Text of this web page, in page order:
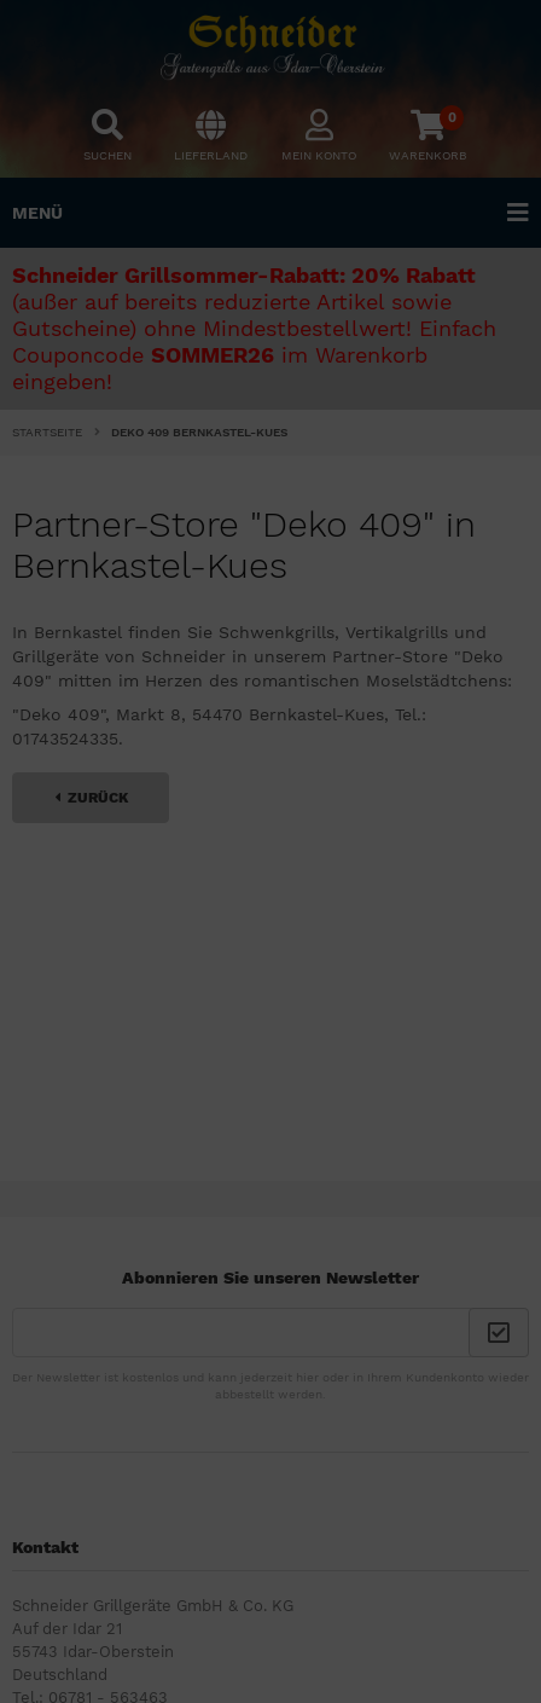
SUCHEN LIEFERLAND MEIN KONTO
0
WARENKORB
MENÜ
Schneider Grillsommer-Rabatt: 20% Rabatt
(außer auf bereits reduzierte Artikel sowie
Gutscheine) ohne Mindestbestellwert! Einfach
Couponcode SOMMER26 im Warenkorb
eingeben!
STARTSEITE DEKO 409 BERNKASTEL-KUES
Partner-Store "Deko 409" in
Bernkastel-Kues
In Bernkastel finden Sie Schwenkgrills, Vertikalgrills und
Grillgeräte von Schneider in unserem Partner-Store "Deko
409" mitten im Herzen des romantischen Moselstädtchens:
"Deko 409", Markt 8, 54470 Bernkastel-Kues, Tel.:
01743524335.
ZURÜCK
Abonnieren Sie unseren Newsletter
Der Newsletter ist kostenlos und kann jederzeit hier oder in Ihrem Kundenkonto wieder
abbestellt werden.
Kontakt
Schneider Grillgeräte GmbH & Co. KG
Auf der Idar 21
55743 Idar-Oberstein
Deutschland
Tel.: 06781 - 563463